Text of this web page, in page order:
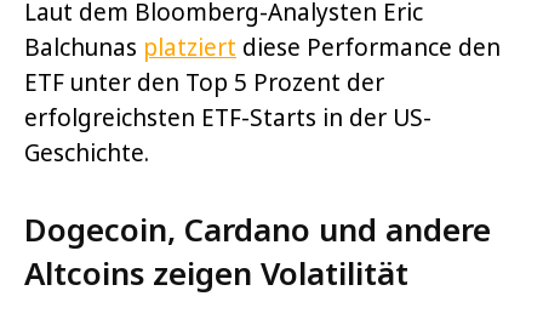
Laut dem Bloomberg-Analysten Eric
Balchunas platziert diese Performance den
ETF unter den Top 5 Prozent der
erfolgreichsten ETF-Starts in der US-
Geschichte.
Dogecoin, Cardano und andere
Altcoins zeigen Volatilität